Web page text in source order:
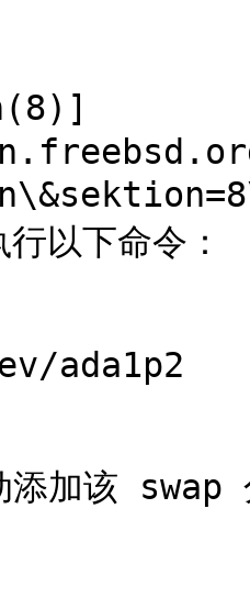
以下命令：
ada1p2
添加该